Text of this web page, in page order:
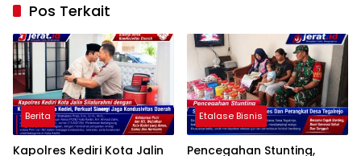
Pos Terkait
Berita
Kapolres Kediri Kota Jalin
Etalase Bisnis
Pencegahan Stunting,